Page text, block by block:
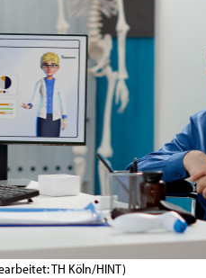
TH Köln/HINT)